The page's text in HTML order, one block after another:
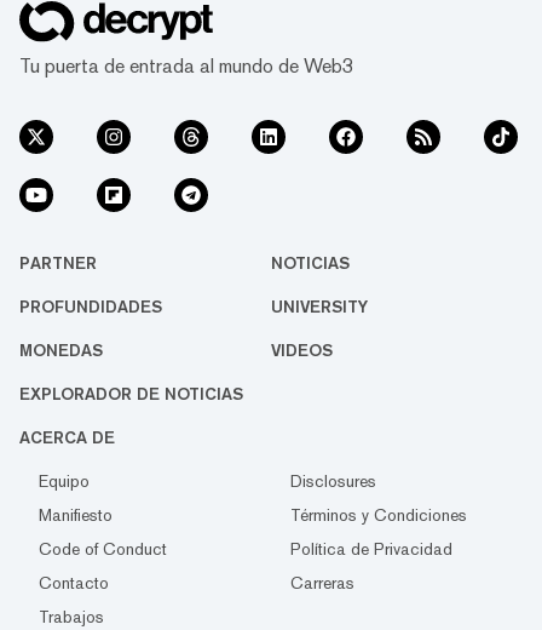
Tu puerta de entrada al mundo de Web3
PARTNER NOTICIAS
PROFUNDIDADES UNIVERSITY
MONEDAS VIDEOS
EXPLORADOR DE NOTICIAS
ACERCA DE
Equipo
Disclosures
Manifiesto
Términos y Condiciones
Code of Conduct
Política de Privacidad
Contacto
Carreras
Trabajos